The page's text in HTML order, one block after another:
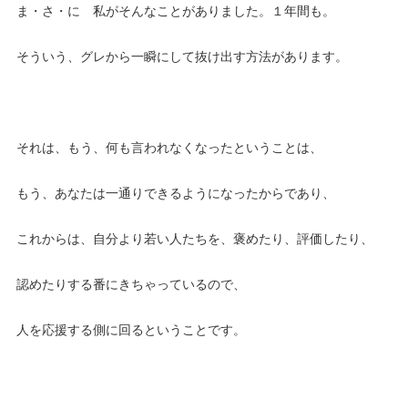
ま・さ・に 私がそんなことがありました。１年間も。
そういう、グレから一瞬にして抜け出す方法があります。
それは、もう、何も言われなくなったということは、
もう、あなたは一通りできるようになったからであり、
これからは、自分より若い人たちを、褒めたり、評価したり、
認めたりする番にきちゃっているので、
人を応援する側に回るということです。